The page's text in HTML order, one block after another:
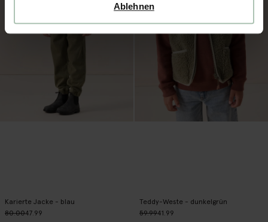
Ablehnen
Karierte Jacke - blau
80.0047.99
Teddy-Weste - dunkelgrün
59.9941.99